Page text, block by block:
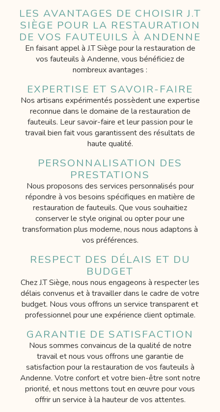
LES AVANTAGES DE CHOISIR J.T
SIÈGE POUR LA RESTAURATION
DE VOS FAUTEUILS À ANDENNE
En faisant appel à J.T Siège pour la restauration de
vos fauteuils à Andenne, vous bénéficiez de
nombreux avantages :
EXPERTISE ET SAVOIR-FAIRE
Nos artisans expérimentés possèdent une expertise
reconnue dans le domaine de la restauration de
fauteuils. Leur savoir-faire et leur passion pour le
travail bien fait vous garantissent des résultats de
haute qualité.
PERSONNALISATION DES
PRESTATIONS
Nous proposons des services personnalisés pour
répondre à vos besoins spécifiques en matière de
restauration de fauteuils. Que vous souhaitiez
conserver le style original ou opter pour une
transformation plus moderne, nous nous adaptons à
vos préférences.
RESPECT DES DÉLAIS ET DU
BUDGET
Chez J.T Siège, nous nous engageons à respecter les
délais convenus et à travailler dans le cadre de votre
budget. Nous vous offrons un service transparent et
professionnel pour une expérience client optimale.
GARANTIE DE SATISFACTION
Nous sommes convaincus de la qualité de notre
travail et nous vous offrons une garantie de
satisfaction pour la restauration de vos fauteuils à
Andenne. Votre confort et votre bien-être sont notre
priorité, et nous mettons tout en œuvre pour vous
offrir un service à la hauteur de vos attentes.